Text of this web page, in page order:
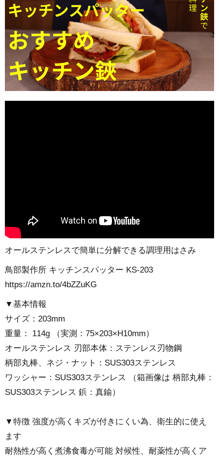
オールステンレスで簡単に分解できる調理用はさみ
鳥部製作所 キッチンスパッター KS-203
https://amzn.to/4bZZuKG
▼基本情報
サイズ：203mm
重量： 114g （実測：75×203×H10mm）
オールステンレス 刃部本体：ステンレス刃物鋼
柄部丸棒、ネジ・ナット：SUS303ステンレス
ワッシャー：SUS303ステンレス （箱画像は 柄部丸棒：
SUS303ステンレス 鋲：真鍮）
▼特徴 強度が高くキズが付きにくい為、衛生的に使え
ます
耐熱性が高く煮沸食毒が可能 対候性、耐薬性が高くア